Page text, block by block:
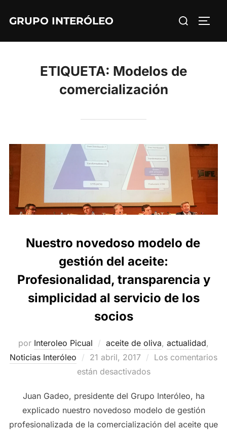
GRUPO INTERÓLEO Buscar:
ETIQUETA: Modelos de
comercialización
Nuestro novedoso modelo de
gestión del aceite:
Profesionalidad, transparencia y
simplicidad al servicio de los
socios
por Interoleo Picual aceite de oliva, actualidad,
Noticias Interóleo
Publicado
el
21 abril, 2017
Los comentarios
están desactivados
Juan Gadeo, presidente del Grupo Interóleo, ha
explicado nuestro novedoso modelo de gestión
profesionalizada de la comercialización del aceite que